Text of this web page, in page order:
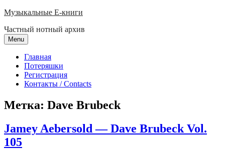
Skip
content
Музыкальные E-книги
Частный нотный архив
Menu
Главная
Потеряшки
Регистрация
Контакты / Contacts
Метка: Dave Brubeck
Jamey Aebersold — Dave Brubeck Vol.
105